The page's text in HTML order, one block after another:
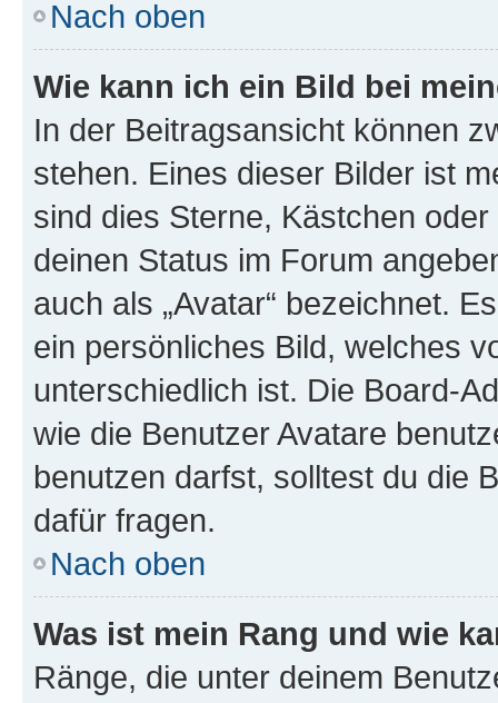
Nach oben
Wie kann ich ein Bild bei
In der Beitragsansicht können
stehen. Eines dieser Bilder ist
sind dies Sterne, Kästchen
deinen Status im Forum
auch als „Avatar“ bezeichnet.
ein persönliches Bild, welches
unterschiedlich ist. Die Board-
wie die Benutzer Avatare
benutzen darfst, solltest du die
dafür fragen.
Nach oben
Was ist mein Rang und wie
Ränge, die unter deinem